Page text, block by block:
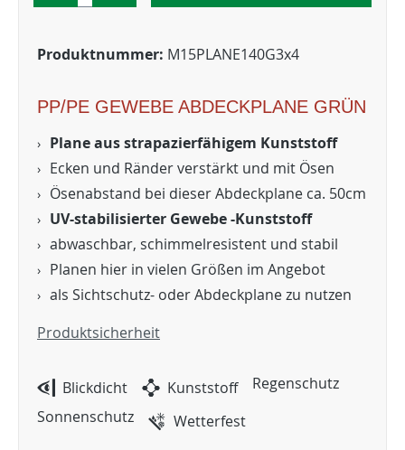
Produktnummer: M15PLANE140G3x4
PP/PE GEWEBE ABDECKPLANE GRÜN
Plane aus strapazierfähigem Kunststoff
Ecken und Ränder verstärkt und mit Ösen
Ösenabstand bei dieser Abdeckplane ca. 50cm
UV-stabilisierter Gewebe -Kunststoff
abwaschbar, schimmelresistent und stabil
Planen hier in vielen Größen im Angebot
als Sichtschutz- oder Abdeckplane zu nutzen
Produktsicherheit
Blickdicht Kunststoff
Regenschutz
Sonnenschutz
Wetterfest